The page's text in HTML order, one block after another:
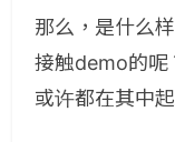
那么，是什么
接触demo的呢
或许都在其中